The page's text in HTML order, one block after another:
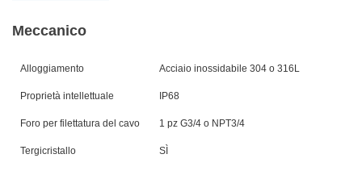
Meccanico
Alloggiamento Acciaio inossidabile 304 o 316L
Proprietà intellettuale IP68
Foro per filettatura del cavo 1 pz G3/4 o NPT3/4
Tergicristallo SÌ